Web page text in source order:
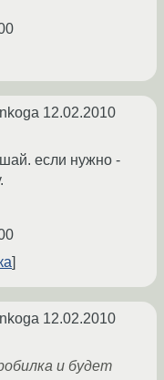
12.02.2010
если нужно -
12.02.2010
и будет